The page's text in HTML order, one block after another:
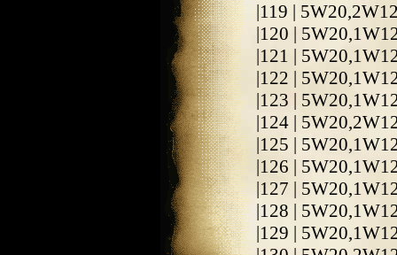
|119 |
|120 |
|121 |
|122 |
|123 |
|124 |
|125 |
|126 |
|127 |
|128 |
|129 |